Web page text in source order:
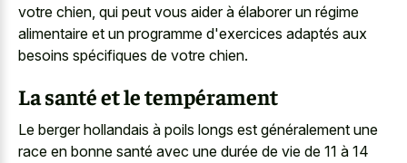
votre chien, qui peut vous aider à élaborer un régime
alimentaire et un programme d'exercices adaptés aux
besoins spécifiques de votre chien.
La santé et le tempérament
Le berger hollandais à poils longs est généralement une
race en bonne santé avec une durée de vie de 11 à 14